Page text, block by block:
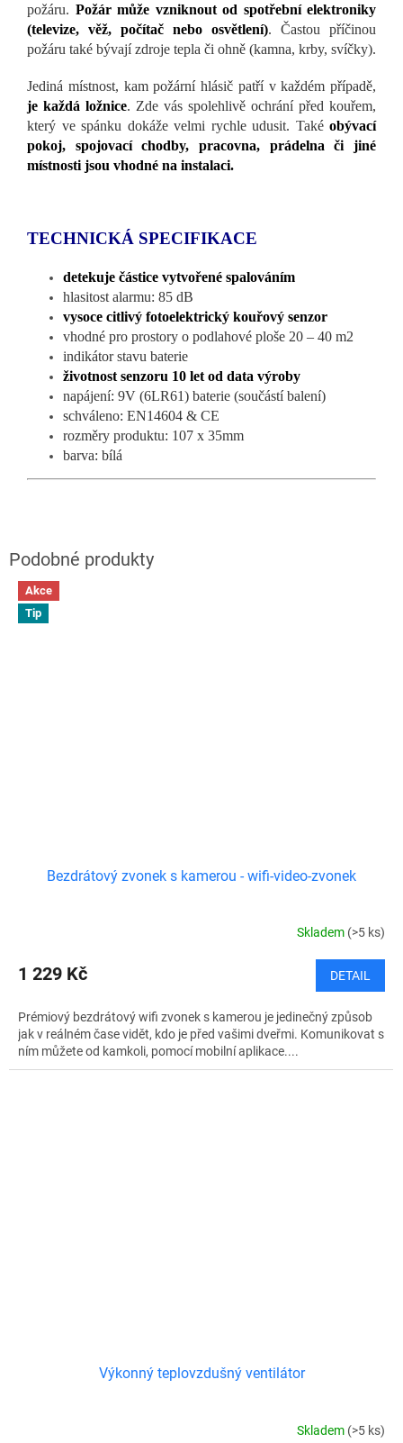
požáru. Požár může vzniknout od spotřební elektroniky
(televize, věž, počítač nebo osvětlení). Častou příčinou
požáru také bývají zdroje tepla či ohně (kamna, krby, svíčky).
Jediná místnost, kam požární hlásič patří v každém případě,
je každá ložnice. Zde vás spolehlivě ochrání před kouřem,
který ve spánku dokáže velmi rychle udusit. Také obývací
pokoj, spojovací chodby, pracovna, prádelna či jiné
místnosti jsou vhodné na instalaci.
TECHNICKÁ SPECIFIKACE
detekuje částice vytvořené spalováním
hlasitost alarmu: 85 dB
vysoce citlivý fotoelektrický kouřový senzor
vhodné pro prostory o podlahové ploše 20 – 40 m2
indikátor stavu baterie
životnost senzoru 10 let od data výroby
napájení: 9V (6LR61) baterie (součástí balení)
schváleno: EN14604 & CE
rozměry produktu: 107 x 35mm
barva: bílá
Akce
Tip
Bezdrátový zvonek s kamerou - wifi-video-zvonek
Skladem (>5 ks)
1 229 Kč DETAIL
Prémiový bezdrátový wifi zvonek s kamerou je jedinečný způsob
jak v reálném čase vidět, kdo je před vašimi dveřmi. Komunikovat s
ním můžete od kamkoli, pomocí mobilní aplikace....
Výkonný teplovzdušný ventilátor
Skladem (>5 ks)